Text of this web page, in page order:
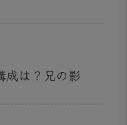
は？兄の影